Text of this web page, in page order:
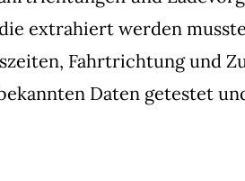
extrahiert werden
Fahrtrichtung und
Daten getestet